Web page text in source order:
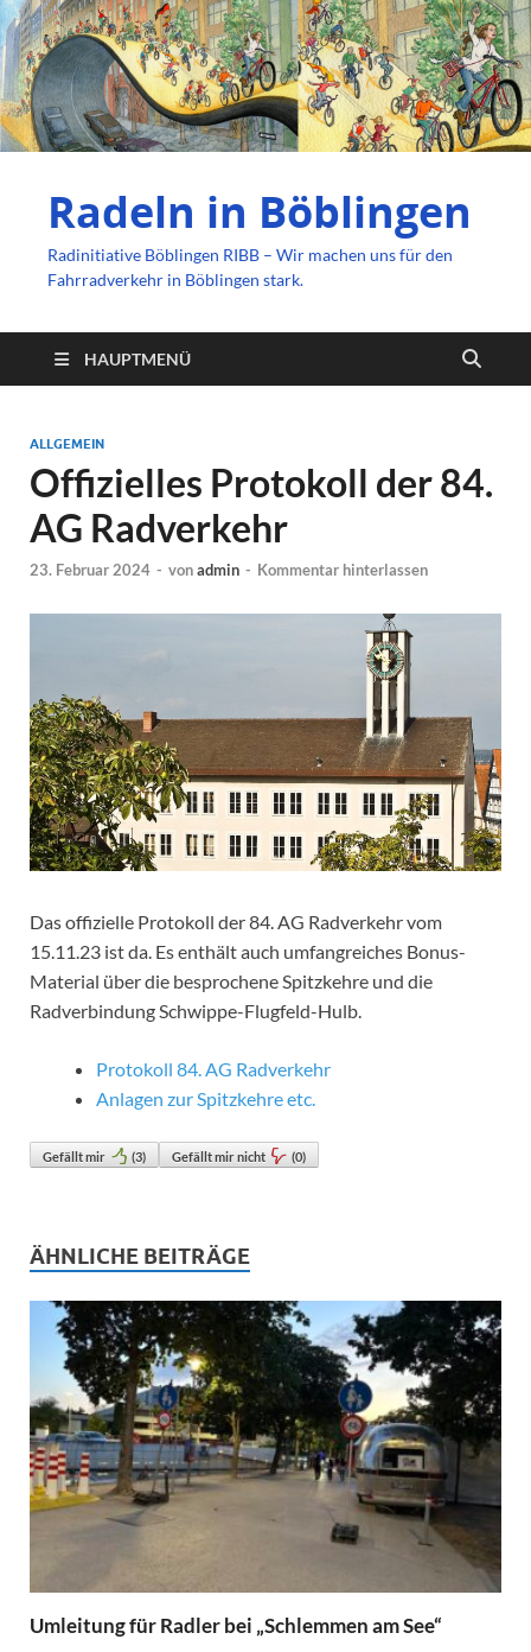
Radeln in Böblingen
Radinitiative Böblingen RIBB – Wir machen uns für den
Fahrradverkehr in Böblingen stark.
HAUPTMENÜ
ALLGEMEIN
Offizielles Protokoll der 84.
AG Radverkehr
23. Februar 2024 - vonadmin - Kommentar hinterlassen
Das offizielle Protokoll der 84. AG Radverkehr vom
15.11.23 ist da. Es enthält auch umfangreiches Bonus-
Material über die besprochene Spitzkehre und die
Radverbindung Schwippe-Flugfeld-Hulb.
Protokoll 84. AG Radverkehr
Anlagen zur Spitzkehre etc.
Gefällt mir (3) Gefällt mir nicht (0)
ÄHNLICHE BEITRÄGE
Umleitung für Radler bei „Schlemmen am See“